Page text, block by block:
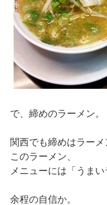
で、締めのラーメン。
関西でも締めはラーメ
このラーメン、
メニューには「うまい
余程の自信か。